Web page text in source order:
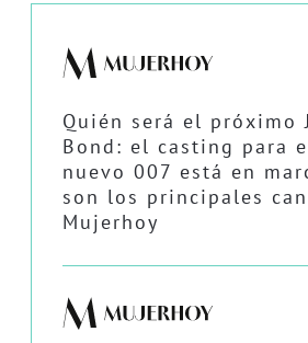
Quién será el próximo
Bond: el casting para
nuevo 007 está en
son los principales
Mujerhoy